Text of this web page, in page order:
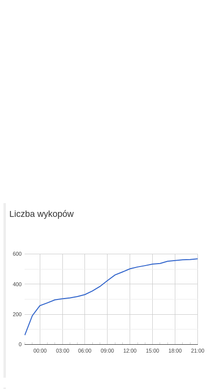
Liczba wykopów
00:00 03:00 06:00 09:00 12:00 15:00 18:00 21:00
0
200
400
600